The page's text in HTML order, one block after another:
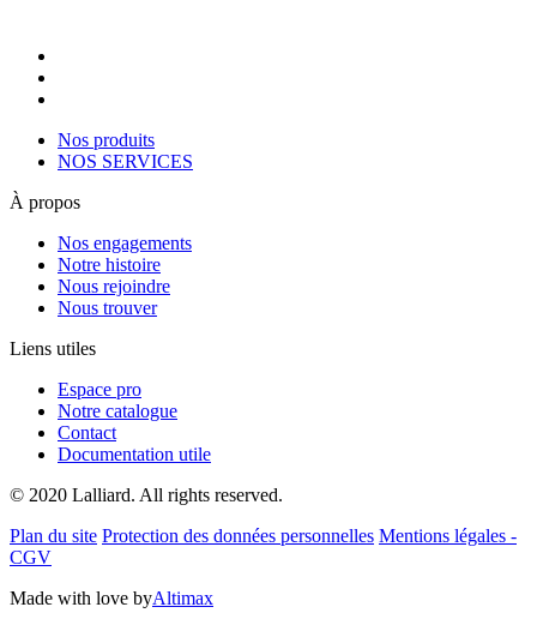
Nos produits
NOS SERVICES
À propos
Nos engagements
Notre histoire
Nous rejoindre
Nous trouver
Liens utiles
Espace pro
Notre catalogue
Contact
Documentation utile
© 2020 Lalliard. All rights reserved.
Plan du site Protection des données personnelles Mentions légales -
CGV
Made with love byAltimax